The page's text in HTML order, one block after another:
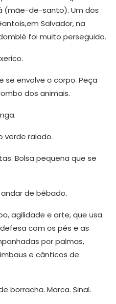
(mãe-de-santo). Um dos
Salvador, na
foi muito perseguido.
se envolve o corpo. Peça
dos animais.
verde ralado.
Bolsa pequena que se
de bêbado.
agilidade e arte, que usa
com os pés e as
por palmas,
e cânticos de
borracha. Marca. Sinal.